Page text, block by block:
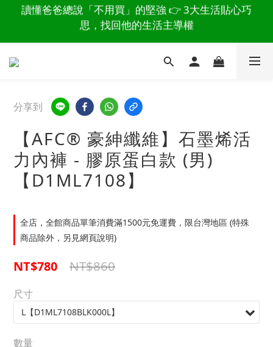
讀懂爸爸總說「不用買」的堅強 👉 3大生活貼心巧
思，找回他的生活主導權
爸氣有禮，健康同行💪 安居 I 健身 I 餐食 I 行動等熟齡
讀懂爸爸總說「不用買」的堅強 👉 3大生活貼心巧
分享到
【AFC® 豪紳纖維】石墨烯活
力內褲 - 膠原蛋白款 (男)
【D1ML7108】
全店，全館商品單筆消費滿1500元免運費，限台灣地區 (特殊
商品除外，另見網頁說明)
NT$780 NT$860
尺寸
數量